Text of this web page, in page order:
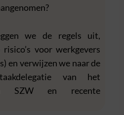
we de regels uit,
voor werkgevers
en verwijzen we naar de
van het
SZW en recente